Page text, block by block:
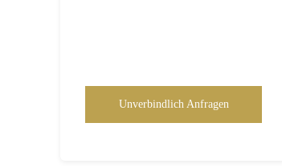
Unverbindlich Anfragen